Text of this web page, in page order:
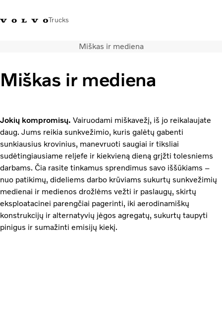
Trucks
Volvo Trucks parduotuvėPrisijungti
Transporto sprendimai
Volvo Truck Builder
Kontaktai
Naujienos
Apie mus
Miškas ir mediena
Miškas ir mediena
Jokių kompromisų. Vairuodami miškavežį, iš jo reikalaujate
daug. Jums reikia sunkvežimio, kuris galėtų gabenti
sunkiausius krovinius, manevruoti saugiai ir tiksliai
sudėtingiausiame reljefe ir kiekvieną dieną grįžti tolesniems
darbams. Čia rasite tinkamus sprendimus savo iššūkiams –
nuo patikimų, dideliems darbo krūviams sukurtų sunkvežimių
medienai ir medienos drožlėms vežti ir paslaugų, skirtų
eksploatacinei parengčiai pagerinti, iki aerodinamiškų
konstrukcijų ir alternatyvių jėgos agregatų, sukurtų taupyti
pinigus ir sumažinti emisijų kiekį.